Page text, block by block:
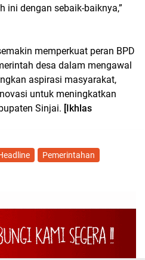
ini dengan sebaik-baiknya,”
memperkuat peran BPD
desa dalam mengawal
aspirasi masyarakat,
untuk meningkatkan
Sinjai. [Ikhlas
Pemerintahan